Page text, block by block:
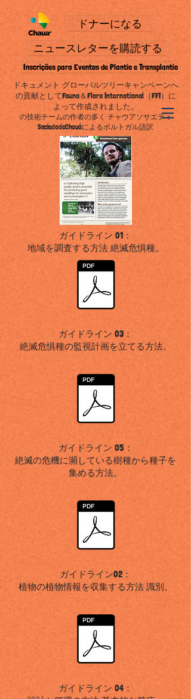
ドナーになる
ニュースレターを購読する
Inscrições para Eventos de Plantio e Transplantio
ドキュメント グローバルツリーキャンペーンへ
の貢献としてFauna＆Flora International（FFI）に
よって作成されました。
の技術チームの作者の多く チャウアソサエティ
SociedadeChauáによるポルトガル語訳
ガイドライン 01：
地域を調査する方法 絶滅危惧種。
ガイドライン 03：
絶滅危惧種の監視計画を立てる方法。
ガイドライン 05：
絶滅の危機に瀕している樹種から種子を
集める方法。
ガイドライン02：
植物の植物情報を収集する方法 識別 。
ガイドライン 04：